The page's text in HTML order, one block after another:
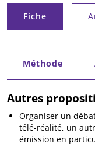
Onglets
Fiche
(onglet actif)
Méthode
Autres
Organiser un
télé-réalité, un
émission en